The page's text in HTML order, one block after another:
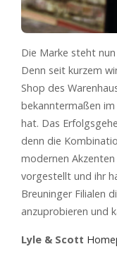
Die Marke steht
Denn seit kurzem
Shop des
bekanntermaßen
hat. Das
denn die
modernen
vorgestellt und ihr
Breuninger Filialen
anzuprobieren und
Lyle & Scott